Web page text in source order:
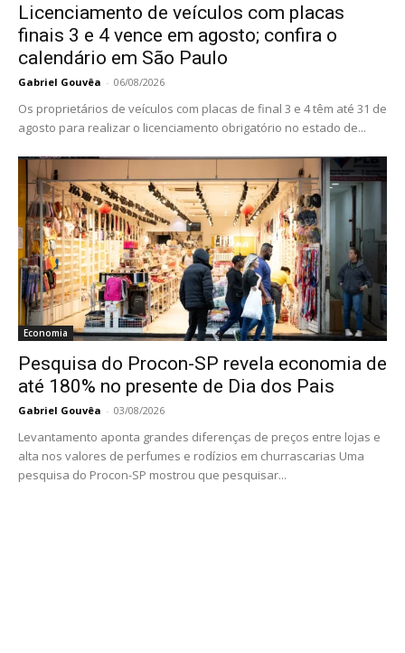
Licenciamento de veículos com placas
finais 3 e 4 vence em agosto; confira o
calendário em São Paulo
Gabriel Gouvêa - 06/08/2026
Os proprietários de veículos com placas de final 3 e 4 têm até 31 de
agosto para realizar o licenciamento obrigatório no estado de...
Economia
Pesquisa do Procon-SP revela economia de
até 180% no presente de Dia dos Pais
Gabriel Gouvêa - 03/08/2026
Levantamento aponta grandes diferenças de preços entre lojas e
alta nos valores de perfumes e rodízios em churrascarias Uma
pesquisa do Procon-SP mostrou que pesquisar...